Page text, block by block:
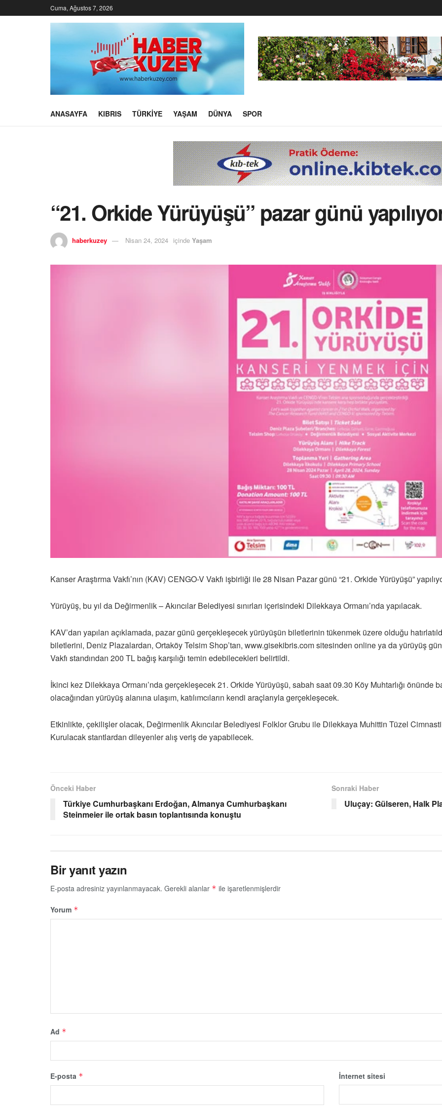
Cuma, Ağustos 7, 2026
ANASAYFA KIBRIS TÜRKIYE YAŞAM DÜNYA SPOR
“21. Orkide Yürüyüşü” pazar günü
haberkuzey Nisan 24, 2024 içinde Yaşam
Kanser Araştırma Vakfı’nın (KAV) CENGO-V Vakfı işbirliği ile 28 Nisan Pazar günü “21. Orkide Yürüyüşü”
Yürüyüş, bu yıl da Değirmenlik – Akıncılar Belediyesi sınırları içerisindeki Dilekkaya Ormanı’nda yapılacak.
KAV’dan yapılan açıklamada, pazar günü gerçekleşecek yürüyüşün biletlerinin tükenmek üzere olduğu
biletlerini, Deniz Plazalardan, Ortaköy Telsim Shop’tan, www.gisekibris.com sitesinden online ya da yürüyüş
Vakfı standından 200 TL bağış karşılığı temin edebilecekleri belirtildi.
İkinci kez Dilekkaya Ormanı’nda gerçekleşecek 21. Orkide Yürüyüşü, sabah saat 09.30 Köy Muhtarlığı önünde
olacağından yürüyüş alanına ulaşım, katılımcıların kendi araçlarıyla gerçekleşecek.
Etkinlikte, çekilişler olacak, Değirmenlik Akıncılar Belediyesi Folklor Grubu ile Dilekkaya Muhittin Tüzel
Kurulacak stantlardan dileyenler alış veriş de yapabilecek.
Önceki Haber
Türkiye Cumhurbaşkanı Erdoğan, Almanya Cumhurbaşkanı
Steinmeier ile ortak basın toplantısında konuştu
Sonraki Haber
Uluçay: Gülseren, Halk
Bir yanıt yazın
E-posta adresiniz yayınlanmayacak. Gerekli alanlar * ile işaretlenmişlerdir
Yorum *
Ad *
E-posta * İnternet sitesi